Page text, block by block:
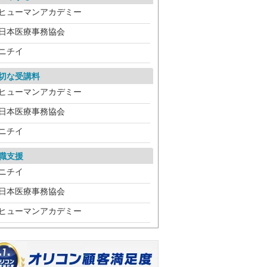
ューマンアカデミー
本医療事務協会
チイ
な受講料
ューマンアカデミー
本医療事務協会
チイ
支援
チイ
本医療事務協会
ューマンアカデミー